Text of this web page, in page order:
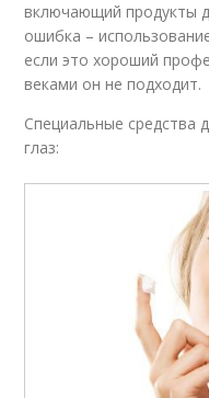
включающий продукты
ошибка –
если это хороший
веками он не подходит.
Специальные средства
глаз: